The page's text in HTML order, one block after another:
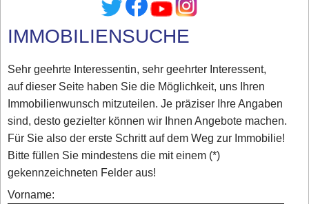
IMMOBILIENSUCHE
Sehr geehrte Interessentin, sehr geehrter Interessent,
auf dieser Seite haben Sie die Möglichkeit, uns Ihren
Immobilienwunsch mitzuteilen. Je präziser Ihre Angaben
sind, desto gezielter können wir Ihnen Angebote machen.
Für Sie also der erste Schritt auf dem Weg zur Immobilie!
Bitte füllen Sie mindestens die mit einem (*)
gekennzeichneten Felder aus!
Vorname: